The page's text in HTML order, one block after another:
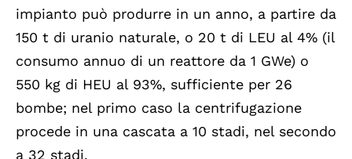
impianto può produrre in un anno, a partire da
150 t di uranio naturale, o 20 t di LEU al 4% (il
consumo annuo di un reattore da 1 GWe) o
550 kg di HEU al 93%, sufficiente per 26
bombe; nel primo caso la centrifugazione
procede in una cascata a 10 stadi, nel secondo
a 32 stadi.